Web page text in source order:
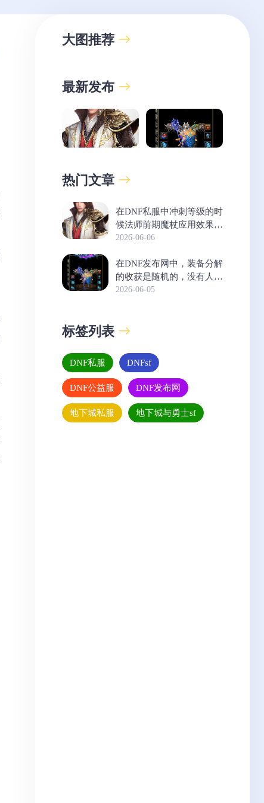
大图推荐
最新发布
热门文章
在DNF私服中冲刺等级的时
候法师前期魔杖应用效果是
不错的
2026-06-06
在DNF发布网中，装备分解
的收获是随机的，没有人能
够预测可以分解什么
2026-06-05
标签列表
DNF私服 DNFsf
DNF公益服 DNF发布网
地下城私服 地下城与勇士sf